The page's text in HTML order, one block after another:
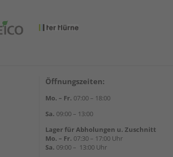
Öffnungszeiten:
Mo. – Fr. 07:00 – 18:00
Sa. 09:00 – 13:00
Lager für Abholungen u. Zuschnitt
Mo. – Fr. 07:30 – 17:00 Uhr
Sa. 09:00 – 13:00 Uhr